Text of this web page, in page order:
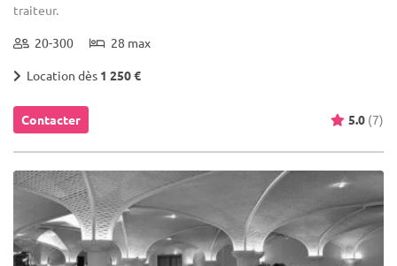
traiteur.
20-300 28 max
Location dès 1 250 €
Contacter 5.0 (7)